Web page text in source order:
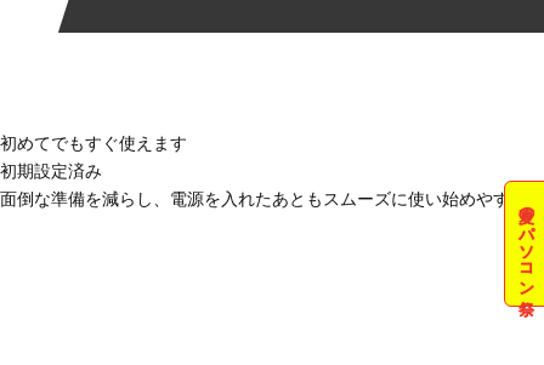
夏のパソコン祭
初めてでもすぐ使えます
初期設定済み
面倒な準備を減らし、電源を入れたあともスムーズに使い始めやすい